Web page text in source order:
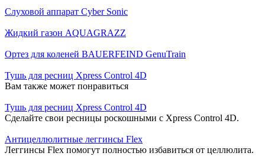
Слуховой аппарат Cyber Sonic
Жидкий газон AQUAGRAZZ
Ортез для коленей BAUERFEIND GenuTrain
Тушь для ресниц Xpress Control 4D
Вам также может понравиться
Тушь для ресниц Xpress Control 4D
Сделайте свои ресницы роскошными с Xpress Control 4D.
Антицеллюлитные леггинсы Flex
Леггинсы Flex помогут полностью избавиться от целлюлита.